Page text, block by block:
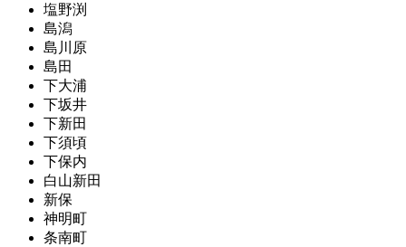
塩野渕
島潟
島川原
島田
下大浦
下坂井
下新田
下須頃
下保内
白山新田
新保
神明町
条南町